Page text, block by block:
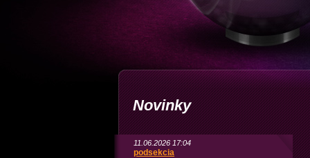
Novinky
11.06.2026 17:04
podsekcia